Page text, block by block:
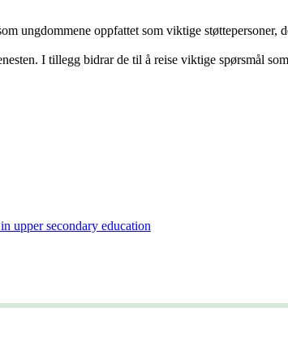
ungdommene oppfattet som viktige støttepersoner,
I tillegg bidrar de til å reise viktige spørsmål
upper secondary education